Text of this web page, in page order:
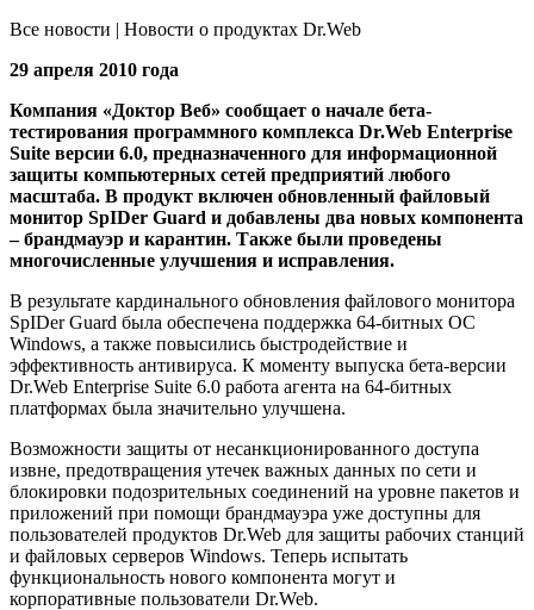
Все новости | Новости о продуктах Dr.Web
29 апреля 2010 года
Компания «Доктор Веб» сообщает о начале бета-
тестирования программного комплекса Dr.Web Enterprise
Suite версии 6.0, предназначенного для информационной
защиты компьютерных сетей предприятий любого
масштаба. В продукт включен обновленный файловый
монитор SpIDer Guard и добавлены два новых компонента
– брандмауэр и карантин. Также были проведены
многочисленные улучшения и исправления.
В результате кардинального обновления файлового монитора
SpIDer Guard была обеспечена поддержка 64-битных ОС
Windows, а также повысились быстродействие и
эффективность антивируса. К моменту выпуска бета-версии
Dr.Web Enterprise Suite 6.0 работа агента на 64-битных
платформах была значительно улучшена.
Возможности защиты от несанкционированного доступа
извне, предотвращения утечек важных данных по сети и
блокировки подозрительных соединений на уровне пакетов и
приложений при помощи брандмауэра уже доступны для
пользователей продуктов Dr.Web для защиты рабочих станций
и файловых серверов Windows. Теперь испытать
функциональность нового компонента могут и
корпоративные пользователи Dr.Web.